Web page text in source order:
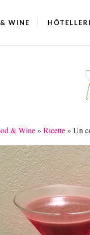
WINE
& Wine» Ricette» Un